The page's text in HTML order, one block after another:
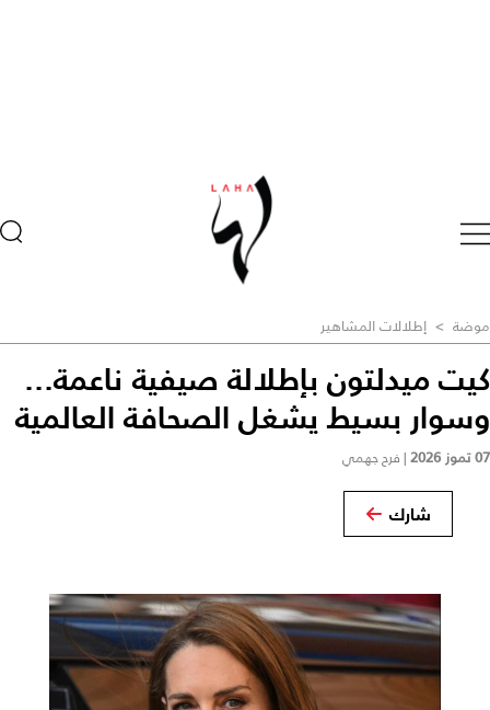
موضة > إطلالات المشاهير
كيت ميدلتون بإطلالة صيفية ناعمة...
وسوار بسيط يشغل الصحافة العالمية
07 تموز 2026 | فرح جهمي
شارك